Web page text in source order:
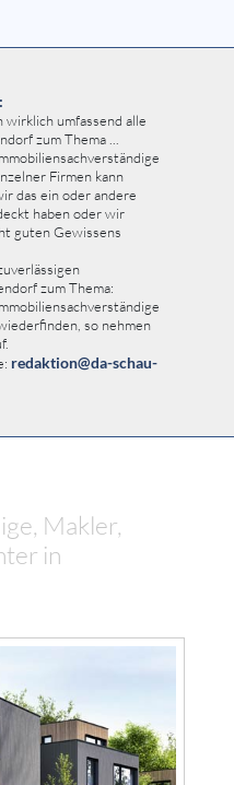
umfassend alle
zum Thema ...
Firmen kann
das ein oder andere
haben oder wir
guten Gewissens
zum Thema:
so nehmen
redaktion@da-schau-
Makler,
in